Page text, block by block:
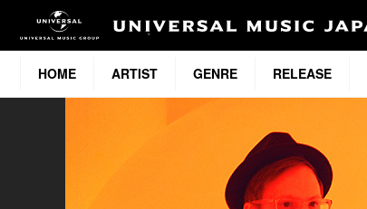
HOME ARTIST GENRE RELEASE